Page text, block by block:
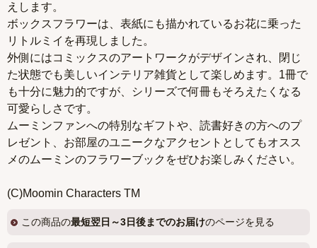
えします。
ボックスフラワーは、表紙にも描かれているお花に乗った
リトルミイを再現しました。
外側にはコミックスのアートワークがデザインされ、閉じ
た状態でも美しいインテリア雑貨として楽しめます。1冊で
も十分に魅力的ですが、シリーズで何冊もそろえたくなる
可愛らしさです。
ムーミンファンへの特別なギフトや、読書好きの方へのプ
レゼント、お部屋のユニークなアクセントとしてもオスス
メのムーミンのフラワーブックをぜひお楽しみください。
(C)Moomin Characters TM
この商品の最短翌日～3日後までのお届けのページを見る